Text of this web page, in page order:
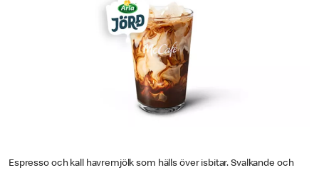
Espresso och kall havremjölk som hälls över isbitar. Svalkande och